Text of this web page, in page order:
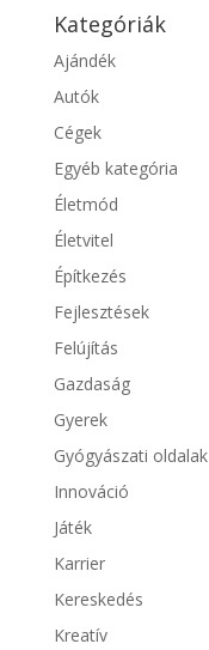
Kategóriák
Ajándék
Autók
Cégek
Egyéb kategória
Életmód
Életvitel
Építkezés
Fejlesztések
Felújítás
Gazdaság
Gyerek
Gyógyászati oldalak
Innováció
Játék
Karrier
Kereskedés
Kreatív